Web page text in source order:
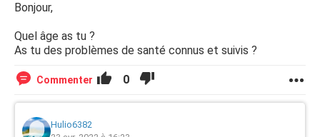
Bonjour,
Quel âge as tu ?
As tu des problèmes de santé connus et suivis ?
Commenter 0
Hulio6382